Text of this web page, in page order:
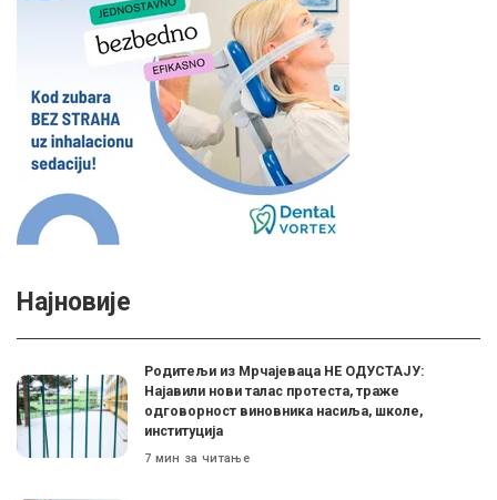
Најновије
Родитељи из Мрчајеваца НЕ ОДУСТАЈУ:
Најавили нови талас протеста, траже
одговорност виновника насиља, школе,
институција
7 мин за читање